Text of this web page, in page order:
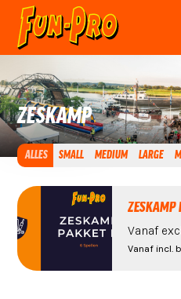
ZESKAMP
ALLES SMALL MEDIUM LARGE
ZESKAMP
Vanaf
Vanaf incl.